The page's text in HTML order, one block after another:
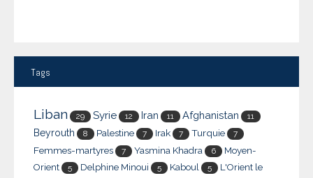
Tags
Liban 29 Syrie 12 Iran 11 Afghanistan 11
Beyrouth 8 Palestine 7 Irak 7 Turquie 7
Femmes-martyres 7 Yasmina Khadra 6
Moyen-
Orient
5 Delphine Minoui 5 Kaboul 5
L'Orient le